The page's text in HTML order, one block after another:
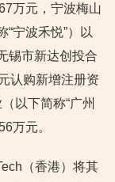
万元，宁波梅山
宁波禾悦”）以
锡市新达创投合
认购新增注册资
以下简称“广州
万元。
（香港）将其